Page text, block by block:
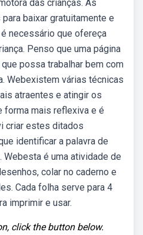
das crianças. As
baixar gratuitamente e
necessário que ofereça
Penso que uma página
possa trabalhar bem com
Webexistem várias técnicas
atraentes e atingir os
mais reflexiva e é
criar estes ditados
identificar a palavra de
Webesta é uma atividade de
colar no caderno e
Cada folha serve para 4
imprimir e usar.
click the button below.